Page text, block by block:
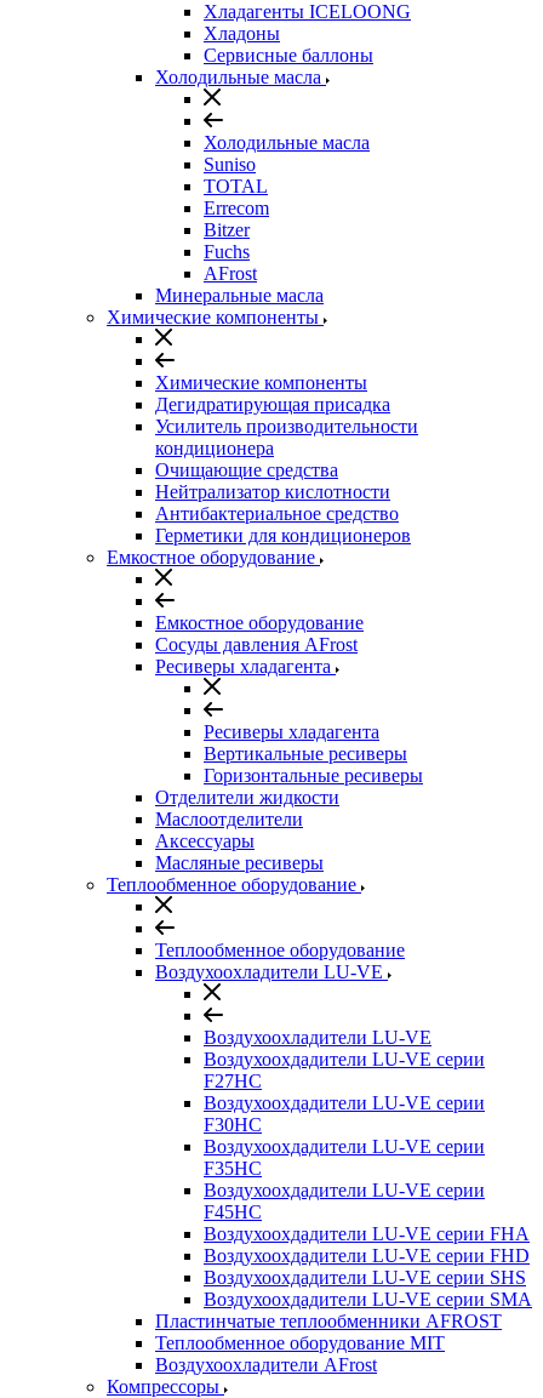
Хладагенты ICELOONG
Хладоны
Сервисные баллоны
Холодильные масла
Холодильные масла
Suniso
TOTAL
Errecom
Bitzer
Fuchs
AFrost
Минеральные масла
Химические компоненты
Химические компоненты
Дегидратирующая присадка
Усилитель производительности
кондиционера
Очищающие средства
Нейтрализатор кислотности
Антибактериальное средство
Герметики для кондиционеров
Емкостное оборудование
Емкостное оборудование
Сосуды давления AFrost
Ресиверы хладагента
Ресиверы хладагента
Вертикальные ресиверы
Горизонтальные ресиверы
Отделители жидкости
Маслоотделители
Аксессуары
Масляные ресиверы
Теплообменное оборудование
Теплообменное оборудование
Воздухоохладители LU-VE
Воздухоохладители LU-VE
Воздухоохдадители LU-VE серии
F27HC
Воздухоохдадители LU-VE серии
F30HC
Воздухоохдадители LU-VE серии
F35HC
Воздухоохдадители LU-VE серии
F45HC
Воздухоохдадители LU-VE серии FHA
Воздухоохдадители LU-VE серии FHD
Воздухоохдадители LU-VE серии SHS
Воздухоохдадители LU-VE серии SMA
Пластинчатые теплообменники AFROST
Теплообменное оборудование MIT
Воздухоохладители AFrost
Компрессоры